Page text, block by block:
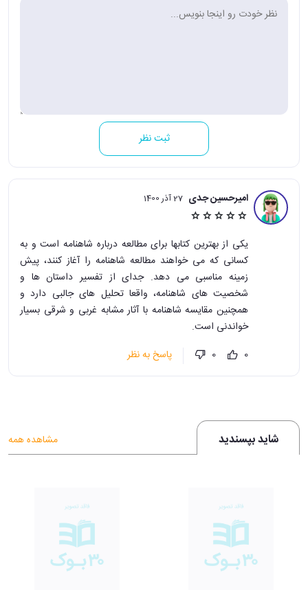
ثبت نظر
امیرحسین جدی 27 آذر 1400
یکی از بهترین کتابها برای مطالعه درباره شاهنامه است و به
کسانی که می خواهند مطالعه شاهنامه را آغاز کنند، پیش
زمینه مناسبی می دهد. جدای از تفسیر داستان ها و
شخصیت های شاهنامه، واقعا تحلیل های جالبی دارد و
همچنین مقایسه شاهنامه با آثار مشابه غربی و شرقی بسیار
خواندنی است.
0
0 پاسخ به نظر
شاید بپسندید مشاهده همه